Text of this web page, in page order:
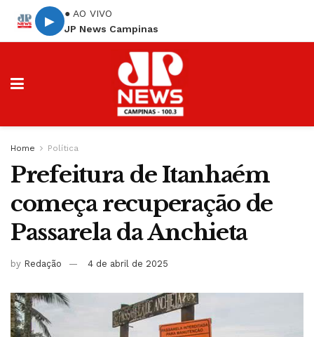
▶
● AO VIVO
JP News Campinas
Home Política
Prefeitura de Itanhaém
começa recuperação de
Passarela da Anchieta
by Redação 4 de abril de 2025